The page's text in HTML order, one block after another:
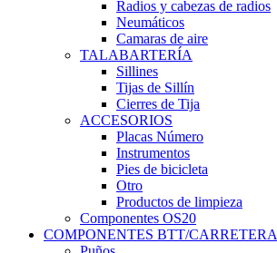
Radios y cabezas de radios
Neumáticos
Camaras de aire
TALABARTERÍA
Sillines
Tijas de Sillín
Cierres de Tija
ACCESORIOS
Placas Número
Instrumentos
Pies de bicicleta
Otro
Productos de limpieza
Componentes OS20
COMPONENTES BTT/CARRETERA